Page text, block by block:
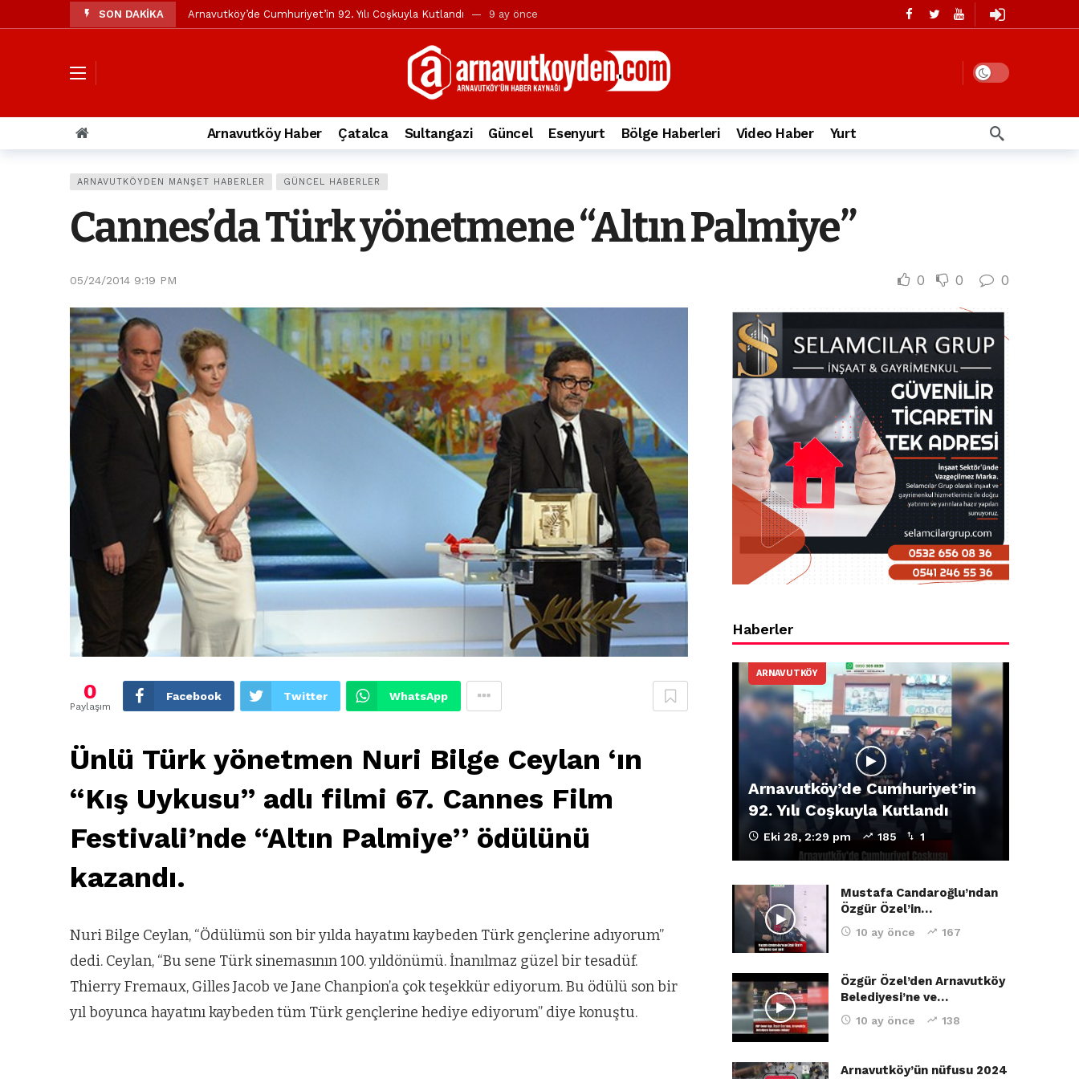
SON DAKİKA Arnavutköy’de Cumhuriyet’in 92. Yılı Coşkuyla Kutlandı 9 ay önce
Özgür Özel’den Arnavutköy Belediyesi’ne ve Mustafa Candaroğlu’na yönelik suçlamalar 10 ay önce
Arnavutköy’ün nüfusu 2024 yılında 344.868’e ulaştı 1 yıl önce
Arnavutköy Taşoluk’ta seyir halindeki otomobil alev alev yandı. 2 yıl önce
Arnavutköy İmrahor Mahallesi sakinleri protesto gösterisi düzenledi 2 yıl önce
Toprak kaydı: 3 hafriyat kamyonu birbirlerinin üzerine devrildi
İstanbul Havalimanı yolundaki kazada, taksideki yolcu öldü 3 yıl önce
Arnavutkoy Belediyesi’ne su baskını tepkisi 3 yıl önce
Arnavutköy Haber Çatalca Sultangazi Güncel Esenyurt Bölge Haberleri Video Haber Yurt
ARNAVUTKÖYDEN MANŞET HABERLER GÜNCEL HABERLER
Cannes’da Türk yönetmene “Altın Palmiye”
05/24/2014 9:19 PM 0 0 0
0
Paylaşım
Facebook Twitter WhatsApp
Ünlü Türk yönetmen Nuri Bilge Ceylan ‘ın
“Kış Uykusu” adlı filmi 67. Cannes Film
Festivali’nde “Altın Palmiye’’ ödülünü
kazandı.
Nuri Bilge Ceylan, “Ödülümü son bir yılda hayatını kaybeden Türk gençlerine adıyorum”
dedi. Ceylan, “Bu sene Türk sinemasının 100. yıldönümü. İnanılmaz güzel bir tesadüf.
Thierry Fremaux, Gilles Jacob ve Jane Chanpion’a çok teşekkür ediyorum. Bu ödülü son bir
yıl boyunca hayatını kaybeden tüm Türk gençlerine hediye ediyorum” diye konuştu.
Haberler
ARNAVUTKÖY
Arnavutköy’de Cumhuriyet’in
92. Yılı Coşkuyla Kutlandı
Eki 28, 2:29 pm 185 1
Mustafa Candaroğlu’ndan
Özgür Özel’in…
10 ay önce 167
Özgür Özel’den Arnavutköy
Belediyesi’ne ve…
10 ay önce 138
Arnavutköy’ün nüfusu 2024